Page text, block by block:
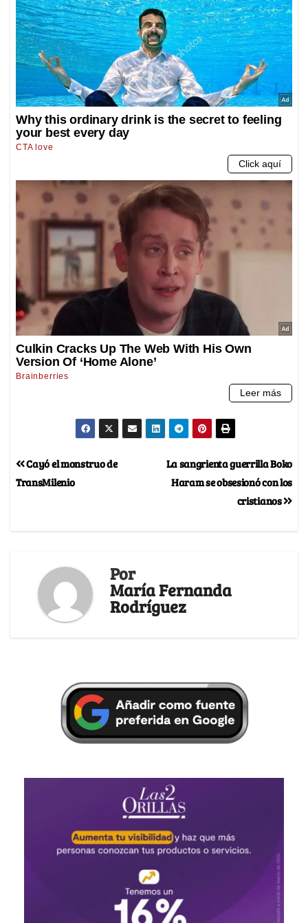
La sangrienta guerrilla Boko
Haram se obsesionó con los
cristianos
Cayó el monstruo de
TransMilenio
Por
María Fernanda
Rodríguez